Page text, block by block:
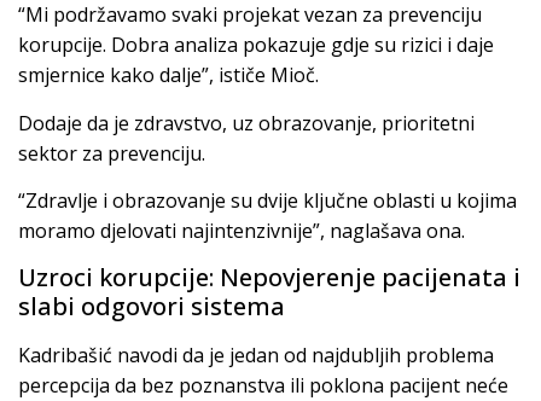
“Mi podržavamo svaki projekat vezan za prevenciju
korupcije. Dobra analiza pokazuje gdje su rizici i daje
smjernice kako dalje”, ističe Mioč.
Dodaje da je zdravstvo, uz obrazovanje, prioritetni
sektor za prevenciju.
“Zdravlje i obrazovanje su dvije ključne oblasti u kojima
moramo djelovati najintenzivnije”, naglašava ona.
Uzroci korupcije: Nepovjerenje pacijenata i
slabi odgovori sistema
Kadribašić navodi da je jedan od najdubljih problema
percepcija da bez poznanstva ili poklona pacijent neće